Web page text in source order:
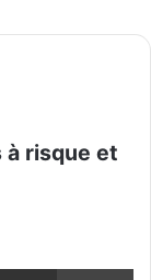
à risque et
Partager par email